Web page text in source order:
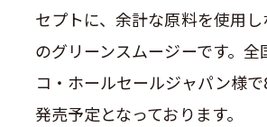
セプトに、余計な原料を使用
のグリーンスムージーです。全
コ・ホールセールジャパン様で
発売予定となっております。